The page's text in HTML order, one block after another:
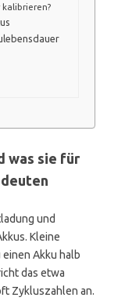
was sie für
und
Kleine
Akku halb
das etwa
Zykluszahlen an.